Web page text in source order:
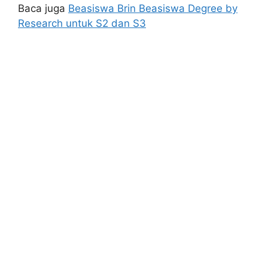
Baca juga Beasiswa Brin Beasiswa Degree by
Research untuk S2 dan S3